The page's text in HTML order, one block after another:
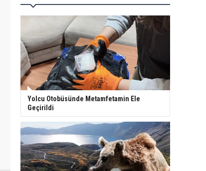
Yolcu Otobüsünde Metamfetamin Ele
Geçirildi